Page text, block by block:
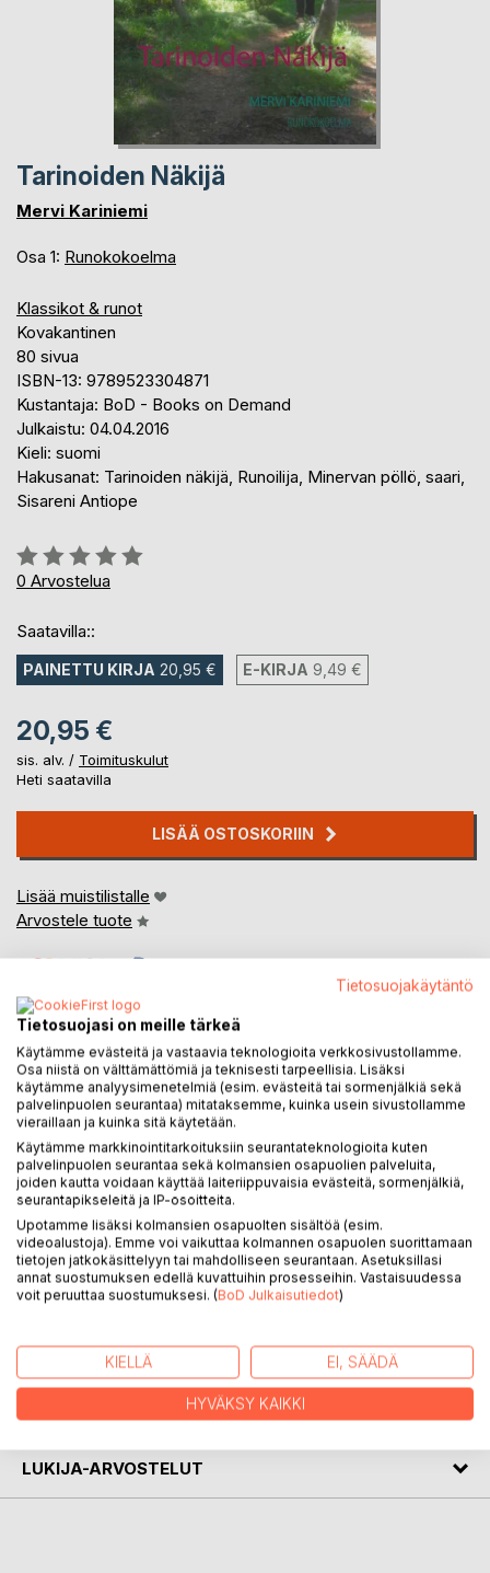
Tarinoiden Näkijä
Mervi Kariniemi
Osa 1: Runokokoelma
Klassikot & runot
Kovakantinen
80 sivua
ISBN-13: 9789523304871
Kustantaja: BoD - Books on Demand
Julkaistu: 04.04.2016
Kieli: suomi
Hakusanat: Tarinoiden näkijä, Runoilija, Minervan pöllö, saari,
Sisareni Antiope
Arvostelu::
0%
0 Arvostelua
Saatavilla::
PAINETTU KIRJA 20,95 € E-KIRJA 9,49 €
20,95 €
sis. alv. / Toimituskulut
Heti saatavilla
LISÄÄ OSTOSKORIIN
Lisää muistilistalle
Arvostele tuote
KUVAUS
Runokokoelmassa Tarinoiden Näkijä ja lukija liikkuvat unen
ja todellisuuden symboolisessa maailmassa.
"Hämärän usvaverho
valon vangitsija
olen harhaileva yöperhonen
unessa uneen herään"
KIRJAILIJA
LEHDISTÖARVOSTELUT
LUKIJA-ARVOSTELUT
Tietosuojakäytäntö
Tietosuojasi on meille tärkeä
Käytämme evästeitä ja vastaavia teknologioita verkkosivustollamme.
Osa niistä on välttämättömiä ja teknisesti tarpeellisia. Lisäksi
käytämme analyysimenetelmiä (esim. evästeitä tai sormenjälkiä sekä
palvelinpuolen seurantaa) mitataksemme, kuinka usein sivustollamme
vieraillaan ja kuinka sitä käytetään.
Käytämme markkinointitarkoituksiin seurantateknologioita kuten
palvelinpuolen seurantaa sekä kolmansien osapuolien palveluita,
joiden kautta voidaan käyttää laiteriippuvaisia evästeitä, sormenjälkiä,
seurantapikseleitä ja IP-osoitteita.
Upotamme lisäksi kolmansien osapuolten sisältöä (esim.
videoalustoja). Emme voi vaikuttaa kolmannen osapuolen suorittamaan
tietojen jatkokäsittelyyn tai mahdolliseen seurantaan. Asetuksillasi
annat suostumuksen edellä kuvattuihin prosesseihin. Vastaisuudessa
voit peruuttaa suostumuksesi. (BoD Julkaisutiedot)
KIELLÄ EI, SÄÄDÄ
HYVÄKSY KAIKKI